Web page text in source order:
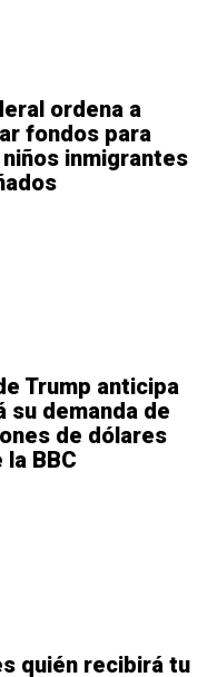
ordena a
fondos para
inmigrantes
Trump anticipa
su demanda de
de dólares
BBC
quién recibirá tu